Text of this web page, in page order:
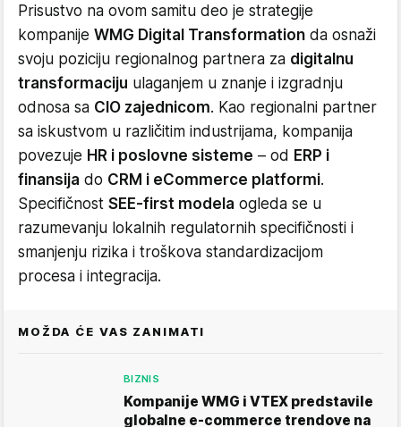
Prisustvo na ovom samitu deo je strategije
kompanije WMG Digital Transformation da osnaži
svoju poziciju regionalnog partnera za digitalnu
transformaciju ulaganjem u znanje i izgradnju
odnosa sa CIO zajednicom. Kao regionalni partner
sa iskustvom u različitim industrijama, kompanija
povezuje HR i poslovne sisteme – od ERP i
finansija do CRM i eCommerce platformi.
Specifičnost SEE-first modela ogleda se u
razumevanju lokalnih regulatornih specifičnosti i
smanjenju rizika i troškova standardizacijom
procesa i integracija.
MOŽDA ĆE VAS ZANIMATI
BIZNIS
Kompanije WMG i VTEX predstavile
globalne e-commerce trendove na